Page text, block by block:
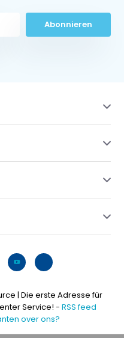
Abonnieren
| Die erste Adresse für
Service! - RSS feed
over ons?